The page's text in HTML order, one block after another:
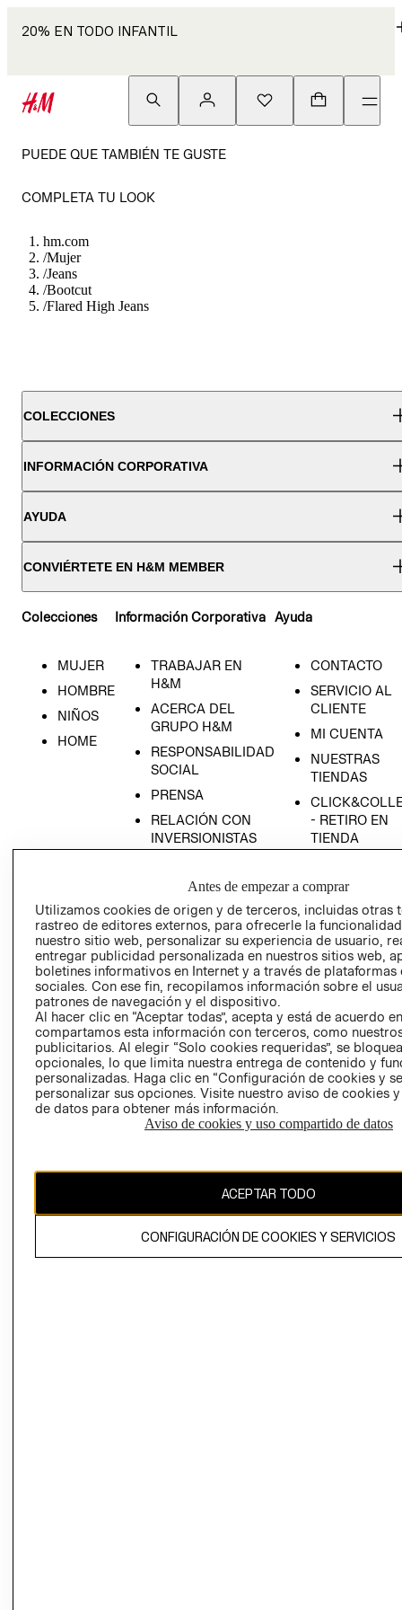
20% EN TODO INFANTIL
PUEDE QUE TAMBIÉN TE GUSTE
COMPLETA TU LOOK
hm.com
/Mujer
/Jeans
/Bootcut
/Flared High Jeans
COLECCIONES
INFORMACIÓN CORPORATIVA
AYUDA
CONVIÉRTETE EN H&M MEMBER
Colecciones
MUJER
HOMBRE
NIÑOS
HOME
Información Corporativa
TRABAJAR EN
H&M
ACERCA DEL
GRUPO H&M
RESPONSABILIDAD
SOCIAL
PRENSA
RELACIÓN CON
INVERSIONISTAS
EMPRESARIAL
Ayuda
CONTACTO
SERVICIO AL
CLIENTE
MI CUENTA
NUESTRAS
TIENDAS
- RETIRO EN
TIENDA
CONDICIONES
AVISO DE
PRIVACIDAD
GIFT CARD
AVISO DE
COOKIES
Chile ($)
El contenido de esta página web está protegido por copyright y es
propiedad de H&M Hennes & Mauritz AB.
Antes de empezar a comprar
Utilizamos cookies de origen y de terceros, incluidas otras
rastreo de editores externos, para ofrecerle la
nuestro sitio web, personalizar su experiencia de usuario,
entregar publicidad personalizada en nuestros sitios web,
boletines informativos en Internet y a través de plataformas
sociales. Con ese fin, recopilamos información sobre el
patrones de navegación y el dispositivo.
Al hacer clic en “Aceptar todas”, acepta y está de acuerdo
compartamos esta información con terceros, como
publicitarios. Al elegir “Solo cookies requeridas”, se
opcionales, lo que limita nuestra entrega de contenido y
personalizadas. Haga clic en “Configuración de cookies y
personalizar sus opciones. Visite nuestro aviso de cookies
de datos para obtener más información.
Aviso de cookies y uso compartido de datos
ACEPTAR TODO
CONFIGURACIÓN DE COOKIES Y SERVICIOS